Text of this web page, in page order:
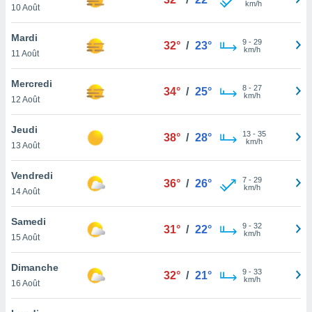
au
vous
de
ou
de
le
ainsi
un
la
du
10 Août
km/h
Mardi
11 Août
32° / 23° 9- 29
km/h
Mercredi
12 Août
34° / 25° 8- 27
km/h
Jeudi
13 Août
38° / 28° 13- 35
km/h
Vendredi
14 Août
36° / 26° 7- 29
km/h
Samedi
15 Août
31° / 22° 9- 32
km/h
Dimanche
16 Août
32° / 21° 9- 33
km/h